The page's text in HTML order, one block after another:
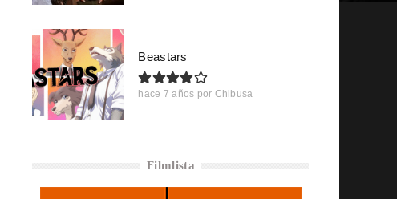
Beastars
hace 7 años por Chibusa
Filmlista